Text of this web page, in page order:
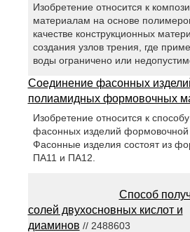
Изобретение относится к
материалам на основе
качестве конструкционных
создания узлов трения, где
воды ограничено или
Соединение фасонных
полиамидных формовочных
Изобретение относится к
фасонных изделий формовочной
Фасонные изделия состоят из
ПА11 и ПА12.
Способ
солей двухосновных кислот и
диаминов // 2488603